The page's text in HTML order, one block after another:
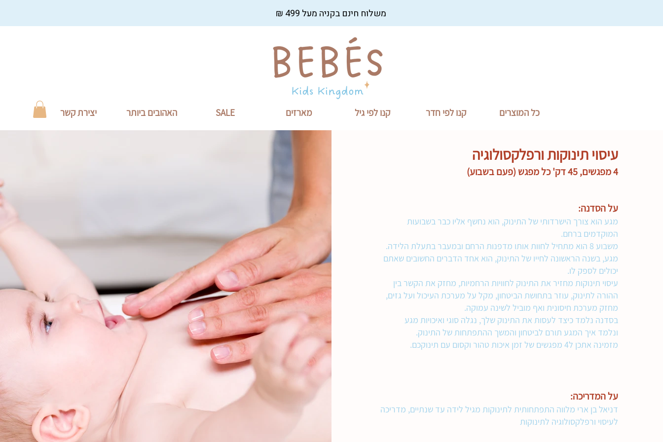
משלוח חינם בקניה מעל 499 ₪
כל המוצרים קנו לפי חדר קנו לפי גיל מארזים SALE האהובים ביותר יצירת קשר
עיסוי תינוקות ורפלקסולוגיה
4מפגשים, 45 דק' כל מפגש (פעם בשבוע)
על הסדנה:
מגע הוא צורך הישרדותי של התינוק, הוא נחשף אליו כבר בשבועות
המוקדמים ברחם.
משבוע 8 הוא מתחיל לחוות אותו מדפנות הרחם ובמעבר בתעלת הלידה.
מגע, בשנה הראשונה לחייו של התינוק, הוא אחד הדברים החשובים שאתם
יכולים לספק לו.
עיסוי תינוקות מחזיר את התינוק לחוויות הרחמיות, מחזק את הקשר בין
ההורה לתינוק, עוזר בתחושת הביטחון, מקל על מערכת העיכול ועל גזים,
מחזק מערכת חיסונית ואף מוביל לשינה עמוקה.
בסדנה נלמד כיצד לעסות את התינוק שלך, נגלה סוגי ואיכויות מגע
ונלמד איך המגע תורם לביטחון והמשך ההתפתחות של התינוק.
מזמינה אתכן ל4 מפגשים של זמן איכות טהור וקסום עם תינוקכם.
על המדריכה:
דניאל בן ארי מלווה התפתחותית לתינוקות מגיל לידה עד שנתיים, מדריכה
לעיסוי ורפלקסולוגיה לתינוקות